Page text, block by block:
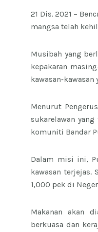
21 Dis. 2021 –
mangsa telah
Musibah yang
kepakaran
kawasan-
Menurut
sukarelawan
komuniti Bandar
Dalam misi ini,
kawasan terjejas.
1,000 pek di
Makanan akan
berkuasa dan